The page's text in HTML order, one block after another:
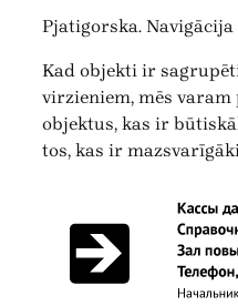
Pjatigorska.
Kad objekti ir
virzieniem, mēs
objektus, kas ir
tos, kas ir